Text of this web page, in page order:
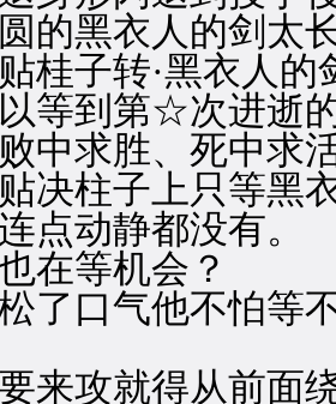
黑衣人的剑太长
子转·黑衣人的
到第☆次进逝
求胜、死中求活
柱子上只等黑衣
点动静都没有。
等机会？
口气他不怕等不
攻就得从前面绕